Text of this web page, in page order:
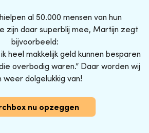
al 50.000 mensen van hun
zijn daar superblij mee, Martijn zegt
bijvoorbeeld:
heel makkelijk geld kunnen besparen
overbodig waren.” Daar worden wij
weer dolgelukkig van!
nu opzeggen